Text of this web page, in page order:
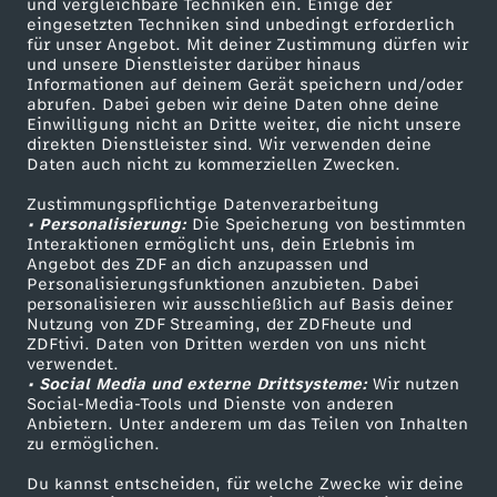
und vergleichbare Techniken ein. Einige der
eingesetzten Techniken sind unbedingt erforderlich
für unser Angebot. Mit deiner Zustimmung dürfen wir
und unsere Dienstleister darüber hinaus
Informationen auf deinem Gerät speichern und/oder
abrufen. Dabei geben wir deine Daten ohne deine
Einwilligung nicht an Dritte weiter, die nicht unsere
direkten Dienstleister sind. Wir verwenden deine
Daten auch nicht zu kommerziellen Zwecken.
Zustimmungspflichtige Datenverarbeitung
• Personalisierung:Die Speicherung von bestimmten
Interaktionen ermöglicht uns, dein Erlebnis im
Angebot des ZDF an dich anzupassen und
Personalisierungsfunktionen anzubieten. Dabei
personalisieren wir ausschließlich auf Basis deiner
Nutzung von ZDF Streaming, der ZDFheute und
ZDFtivi. Daten von Dritten werden von uns nicht
verwendet.
• Social Media und externe Drittsysteme:Wir nutzen
Social-Media-Tools und Dienste von anderen
Anbietern. Unter anderem um das Teilen von Inhalten
zu ermöglichen.
Du kannst entscheiden, für welche Zwecke wir deine
e
u
k
e
s
:
1
2
J
Mehr ZDF
ZDF-Apps
Smart TV
ZDFtext
Livestreams
Sendungen A-Z
TV-Programm
Service
ZDFmitreden
Kontakt zum ZDF
Tickets
Zuschauerservice
Hilfe
ZDF Unternehmen
Karriere